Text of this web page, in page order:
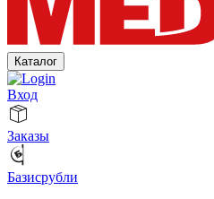
Каталог
Вход
Заказы
Базисрубли